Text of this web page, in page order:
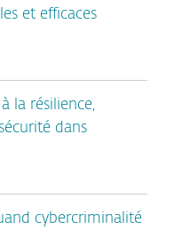
et efficaces
la résilience,
dans
cybercriminalité